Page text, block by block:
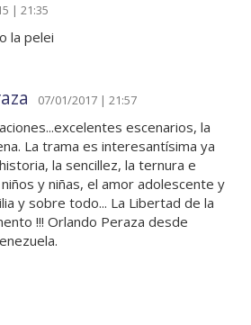
| 21:35
la pelei
07/01/2017 | 21:57
escenarios, la
La trama es interesantísima ya
la sencillez, la ternura e
y niñas, el amor adolescente y
y sobre todo... La Libertad de la
!!! Orlando Peraza desde